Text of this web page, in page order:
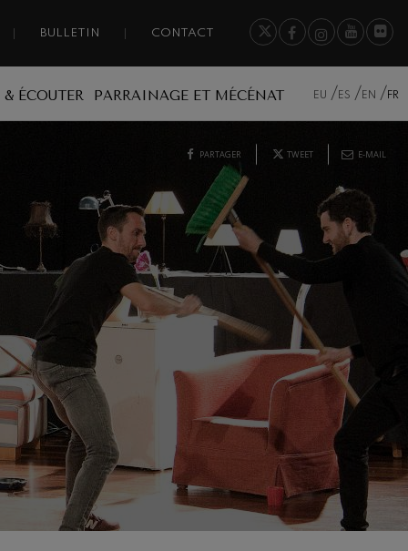
BULLETIN CONTACT
ÉCOUTER PARRAINAGE ET MÉCÉNAT EU ES EN FR
PARTAGER TWEET E-MAIL